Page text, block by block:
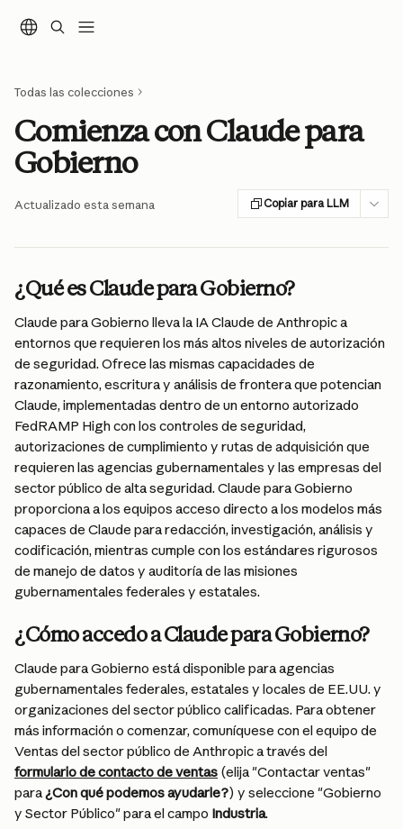
Todas las colecciones
Comienza con Claude para
Gobierno
Actualizado esta semana Copiar para LLM
¿Qué es Claude para Gobierno?
Claude para Gobierno lleva la IA Claude de Anthropic a
entornos que requieren los más altos niveles de autorización
de seguridad. Ofrece las mismas capacidades de
razonamiento, escritura y análisis de frontera que potencian
Claude, implementadas dentro de un entorno autorizado
FedRAMP High con los controles de seguridad,
autorizaciones de cumplimiento y rutas de adquisición que
requieren las agencias gubernamentales y las empresas del
sector público de alta seguridad. Claude para Gobierno
proporciona a los equipos acceso directo a los modelos más
capaces de Claude para redacción, investigación, análisis y
codificación, mientras cumple con los estándares rigurosos
de manejo de datos y auditoría de las misiones
gubernamentales federales y estatales.
¿Cómo accedo a Claude para Gobierno?
Claude para Gobierno está disponible para agencias
gubernamentales federales, estatales y locales de EE.UU. y
organizaciones del sector público calificadas. Para obtener
más información o comenzar, comuníquese con el equipo de
Ventas del sector público de Anthropic a través del
formulario de contacto de ventas (elija "Contactar ventas"
para ¿Con qué podemos ayudarle?) y seleccione "Gobierno
y Sector Público" para el campo Industria.